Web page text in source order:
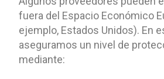
fuera del Espacio Económico
ejemplo, Estados Unidos). En
aseguramos un nivel de
mediante: